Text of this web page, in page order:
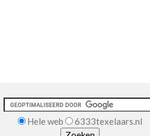
Hele web 6333texelaars.nl